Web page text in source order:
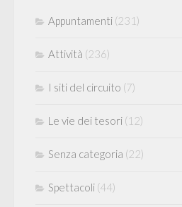
Appuntamenti (231)
Attività (236)
I siti del circuito (7)
Le vie dei tesori (12)
Senza categoria (22)
Spettacoli (44)